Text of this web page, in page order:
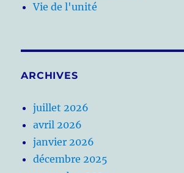
Vie de l'unité
ARCHIVES
juillet 2026
avril 2026
janvier 2026
décembre 2025